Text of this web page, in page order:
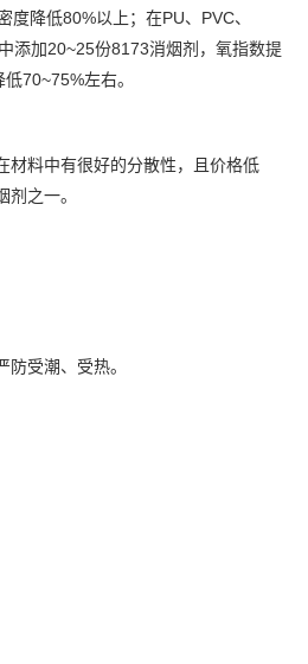
降低80%以上；在PU、PVC、
添加20~25份8173消烟剂，氧指数提
70~75%左右。
材料中有很好的分散性，且价格低
之一。
受潮、受热。